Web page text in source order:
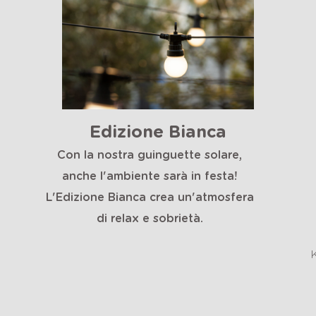
Edizione Bianca
Con la nostra guinguette solare,
anche l'ambiente sarà in festa!
L'Edizione Bianca crea un'atmosfera
di relax e sobrietà.